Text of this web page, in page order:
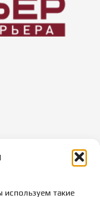
такие
86